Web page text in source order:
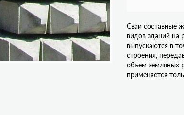
Сваи составные
видов зданий на
выпускаются в
строения,
объем земляных
применяется